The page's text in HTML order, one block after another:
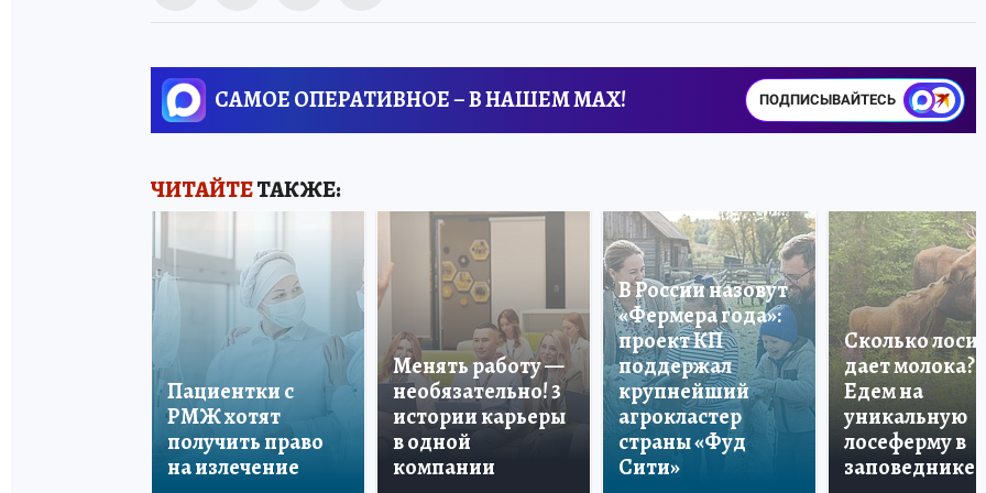
САМОЕ ОПЕРАТИВНОЕ – В НАШЕМ MAX! ПОДПИСЫВАЙТЕСЬ
ЧИТАЙТЕТАКЖЕ:
Пациентки с
РМЖ хотят
получить право
на излечение
Менять работу —
необязательно! 3
истории карьеры
в одной
компании
В России назовут
«Фермера года»:
проект КП
поддержал
крупнейший
агрокластер
страны «Фуд
Сити»
Сколько лосиха
дает молока?
Едем на
уникальную
лосеферму в
заповеднике!